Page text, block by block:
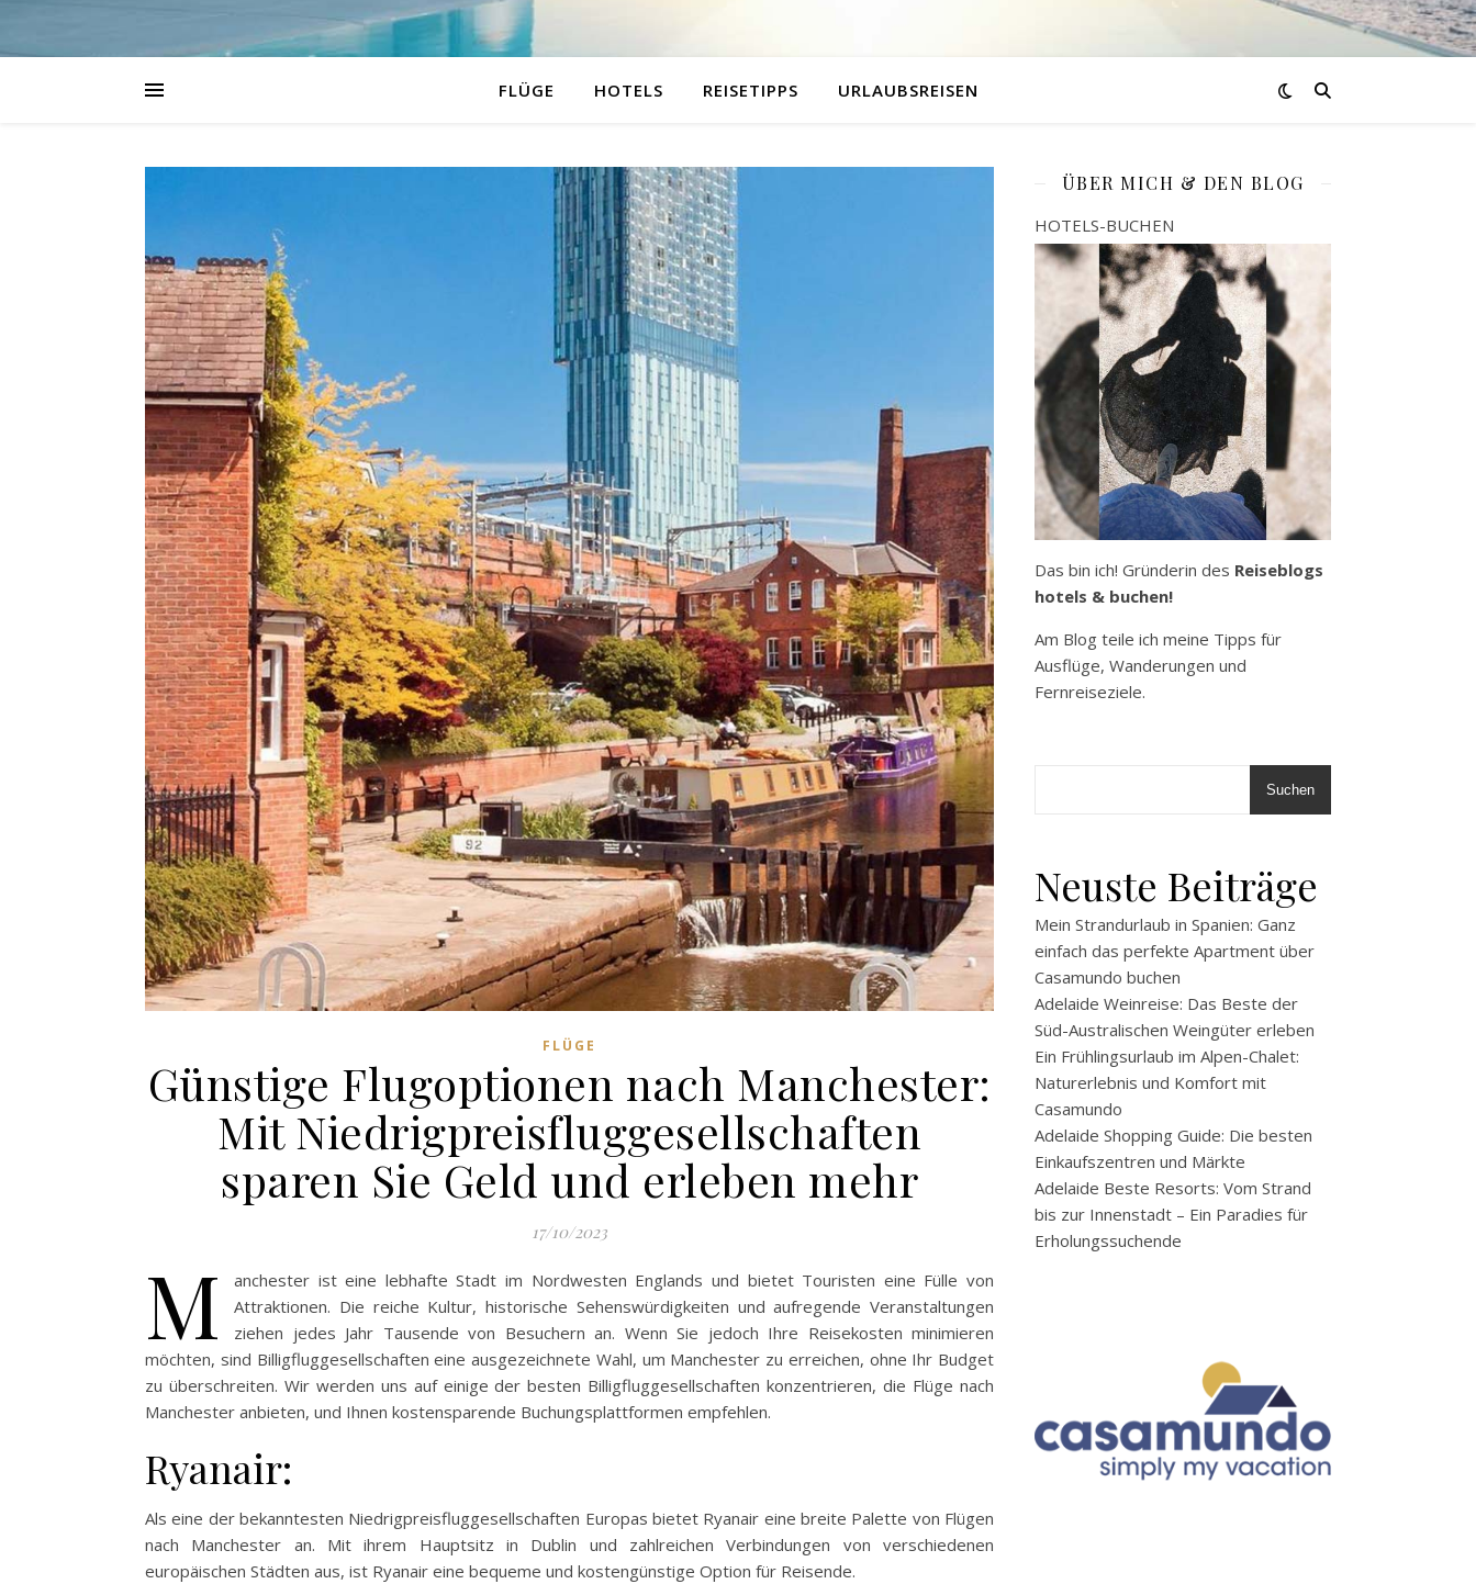
FLÜGE HOTELS REISETIPPS URLAUBSREISEN
FLÜGE
Günstige Flugoptionen nach Manchester:
Mit Niedrigpreisfluggesellschaften
sparen Sie Geld und erleben mehr
17/10/2023
M
anchester ist eine lebhafte Stadt im Nordwesten Englands und bietet Touristen eine Fülle von
Attraktionen. Die reiche Kultur, historische Sehenswürdigkeiten und aufregende Veranstaltungen
ziehen jedes Jahr Tausende von Besuchern an. Wenn Sie jedoch Ihre Reisekosten minimieren
möchten, sind Billigfluggesellschaften eine ausgezeichnete Wahl, um Manchester zu erreichen, ohne Ihr Budget
zu überschreiten. Wir werden uns auf einige der besten Billigfluggesellschaften konzentrieren, die Flüge nach
Manchester anbieten, und Ihnen kostensparende Buchungsplattformen empfehlen.
Ryanair:
Als eine der bekanntesten Niedrigpreisfluggesellschaften Europas bietet Ryanair eine breite Palette von Flügen
nach Manchester an. Mit ihrem Hauptsitz in Dublin und zahlreichen Verbindungen von verschiedenen
europäischen Städten aus, ist Ryanair eine bequeme und kostengünstige Option für Reisende.
ÜBER MICH & DEN BLOG
HOTELS-BUCHEN
Das bin ich! Gründerin des Reiseblogs
hotels & buchen!
Am Blog teile ich meine Tipps für
Ausflüge, Wanderungen und
Fernreiseziele.
Suchen
Neuste Beiträge
Mein Strandurlaub in Spanien: Ganz
einfach das perfekte Apartment über
Casamundo buchen
Adelaide Weinreise: Das Beste der
Süd-Australischen Weingüter erleben
Ein Frühlingsurlaub im Alpen-Chalet:
Naturerlebnis und Komfort mit
Casamundo
Adelaide Shopping Guide: Die besten
Einkaufszentren und Märkte
Adelaide Beste Resorts: Vom Strand
bis zur Innenstadt – Ein Paradies für
Erholungssuchende